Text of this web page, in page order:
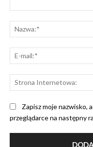
Zapisz moje nazwisko,
przeglądarce na następny